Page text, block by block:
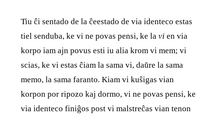
Tiu ĉi sentado de la ĉeestado de via identeco estas
tiel senduba, ke vi ne povas pensi, ke la vi en via
korpo iam ajn povus esti iu alia krom vi mem; vi
scias, ke vi estas ĉiam la sama vi, daŭre la sama
memo, la sama faranto. Kiam vi kuŝigas vian
korpon por ripozo kaj dormo, vi ne povas pensi, ke
via identeco finiĝos post vi malstreĉas vian tenon